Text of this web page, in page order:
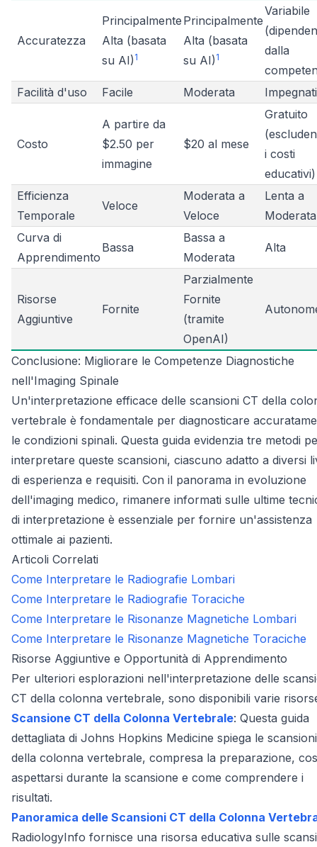
Accuratezza
Principalmente
Alta (basata
su AI) 1
Principalmente
Alta (basata
su AI) 1
Variabile
dalla
Facilità d'uso
Facile Moderata
Costo
A partire da
$2.50 per
immagine
$20 al mese
Gratuito
i costi
educativi)
Efficienza
Temporale
Veloce
Moderata a
Veloce
Lenta a
Moderata
Curva di
Apprendimento
Bassa
Bassa a
Moderata
Alta
Risorse
Aggiuntive
Fornite
Parzialmente
Fornite
(tramite
OpenAI)
Conclusione: Migliorare le Competenze Diagnostiche
nell'Imaging Spinale
Un'interpretazione efficace delle scansioni CT della
vertebrale è fondamentale per diagnosticare
le condizioni spinali. Questa guida evidenzia tre metodi
interpretare queste scansioni, ciascuno adatto a diversi
di esperienza e requisiti. Con il panorama in evoluzione
dell'imaging medico, rimanere informati sulle ultime
di interpretazione è essenziale per fornire un'assistenza
ottimale ai pazienti.
Articoli Correlati
Come Interpretare le Radiografie Lombari
Come Interpretare le Radiografie Toraciche
Come Interpretare le Risonanze Magnetiche Lombari
Come Interpretare le Risonanze Magnetiche Toraciche
Risorse Aggiuntive e Opportunità di Apprendimento
Per ulteriori esplorazioni nell'interpretazione delle
CT della colonna vertebrale, sono disponibili varie
Scansione CT della Colonna Vertebrale: Questa guida
dettagliata di Johns Hopkins Medicine spiega le
della colonna vertebrale, compresa la preparazione,
aspettarsi durante la scansione e come comprendere i
risultati.
Panoramica delle Scansioni CT della Colonna
RadiologyInfo fornisce una risorsa educativa sulle